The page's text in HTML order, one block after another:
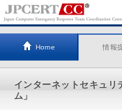
Home 情報
インターネットセキュ
ム」